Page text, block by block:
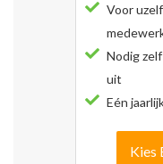
Voor uzelf
Nodig
uit
Eén
Kies